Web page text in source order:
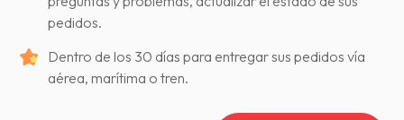
pedidos.
Dentro de los 30 días para entregar sus pedidos vía
aérea, marítima o tren.